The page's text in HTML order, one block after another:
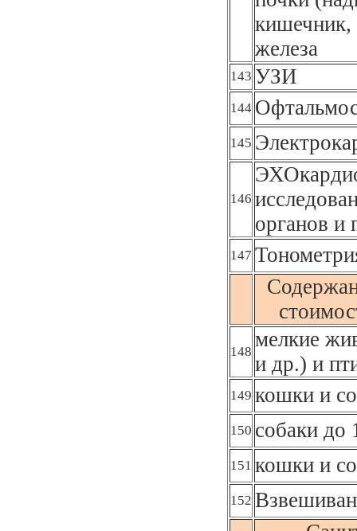
кишечник,
железа
143 УЗИ
144
145
146
органов и
147
148
мелкие
и др.) и
149 кошки и
150 собаки до
151 кошки и
152